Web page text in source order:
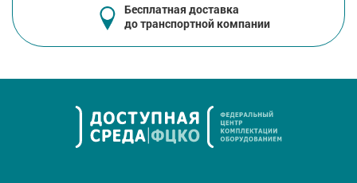
Бесплатная доставка
до транспортной компании